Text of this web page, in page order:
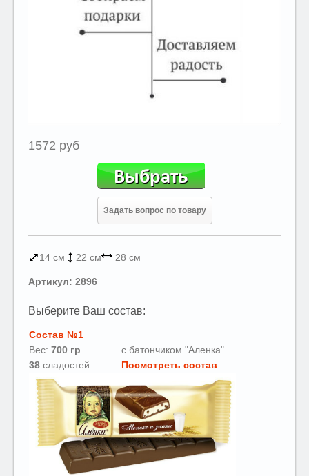
1572 руб
Задать вопрос по товару
14 см 22 см 28 см
Артикул: 2896
Выберите Ваш состав:
Состав №1
Вес: 700 гр
с батончиком "Аленка"
38 сладостей Посмотреть состав